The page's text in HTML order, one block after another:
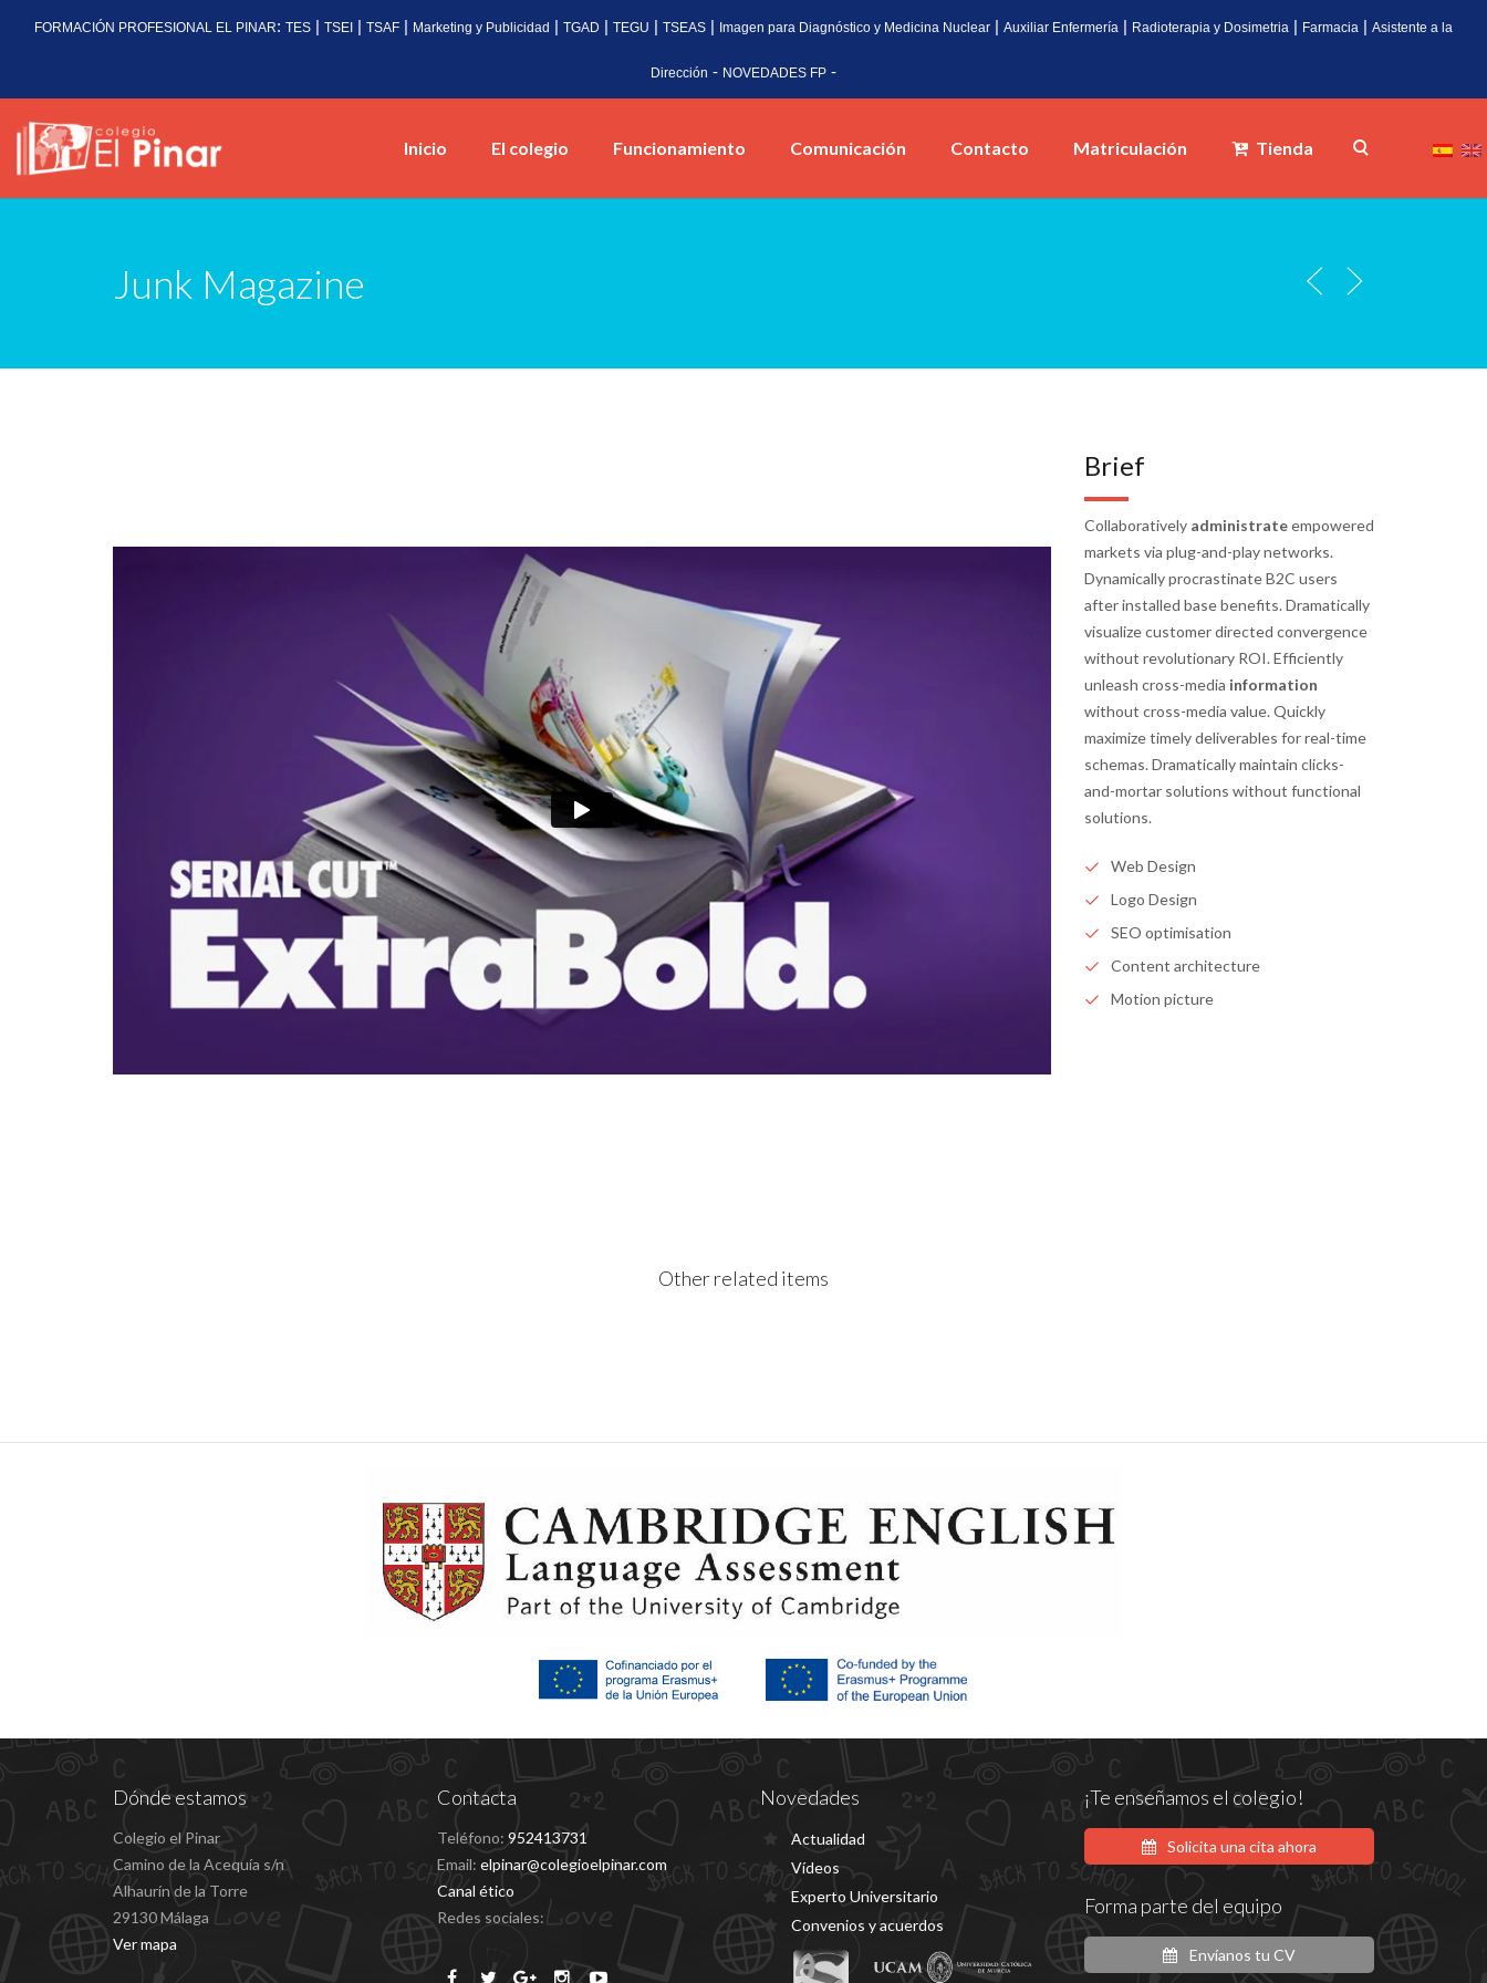
FORMACIÓN PROFESIONAL EL PINAR: TES | TSEI | TSAF | Marketing y Publicidad | TGAD | TEGU | TSEAS | Imagen para Diagnóstico y Medicina Nuclear | Auxiliar Enfermería | Radioterapia y Dosimetria | Farmacia | Asistente a la
Dirección - NOVEDADES FP -
Inicio El colegio Funcionamiento Comunicación Contacto Matriculación Tienda
Junk Magazine
Brief
Collaboratively administrateempowered
markets via plug-and-play networks.
Dynamically procrastinate B2C users
after installed base benefits. Dramatically
visualize customer directed convergence
without revolutionary ROI. Efficiently
unleash cross-media information
without cross-media value. Quickly
maximize timely deliverables for real-time
schemas. Dramatically maintain clicks-
and-mortar solutions without functional
solutions.
Web Design
Logo Design
SEO optimisation
Content architecture
Motion picture
Other related items
Dónde estamos
Colegio el Pinar
Camino de la Acequía s/n
Alhaurín de la Torre
29130 Málaga
Ver mapa
Contacta
Teléfono: 952413731
Email: elpinar@colegioelpinar.com
Canal ético
Redes sociales:
Novedades
Actualidad
Vídeos
Experto Universitario
Convenios y acuerdos
¡Te enseñamos el colegio!
Solicita una cita ahora
Forma parte del equipo
Envíanos tu CV